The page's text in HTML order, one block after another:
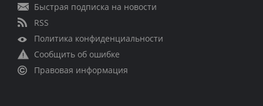
Быстрая подписка на новости
RSS
Политика конфиденциальности
Сообщить об ошибке
Правовая информация